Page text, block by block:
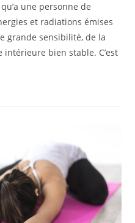
une personne de
et radiations émises
grande sensibilité, de la
bien stable. C’est